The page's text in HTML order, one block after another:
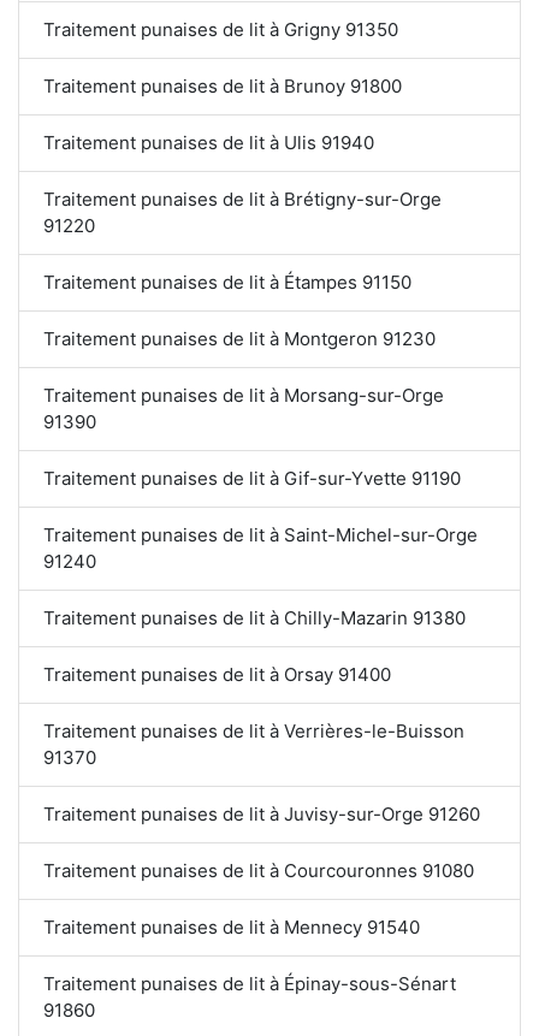
Traitement punaises de lit à Grigny 91350
Traitement punaises de lit à Brunoy 91800
Traitement punaises de lit à Ulis 91940
Traitement punaises de lit à Brétigny-sur-Orge
91220
Traitement punaises de lit à Étampes 91150
Traitement punaises de lit à Montgeron 91230
Traitement punaises de lit à Morsang-sur-Orge
91390
Traitement punaises de lit à Gif-sur-Yvette 91190
Traitement punaises de lit à Saint-Michel-sur-Orge
91240
Traitement punaises de lit à Chilly-Mazarin 91380
Traitement punaises de lit à Orsay 91400
Traitement punaises de lit à Verrières-le-Buisson
91370
Traitement punaises de lit à Juvisy-sur-Orge 91260
Traitement punaises de lit à Courcouronnes 91080
Traitement punaises de lit à Mennecy 91540
Traitement punaises de lit à Épinay-sous-Sénart
91860